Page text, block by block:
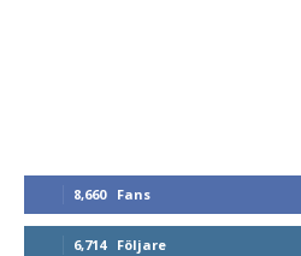
8,660 Fans
6,714 Följare